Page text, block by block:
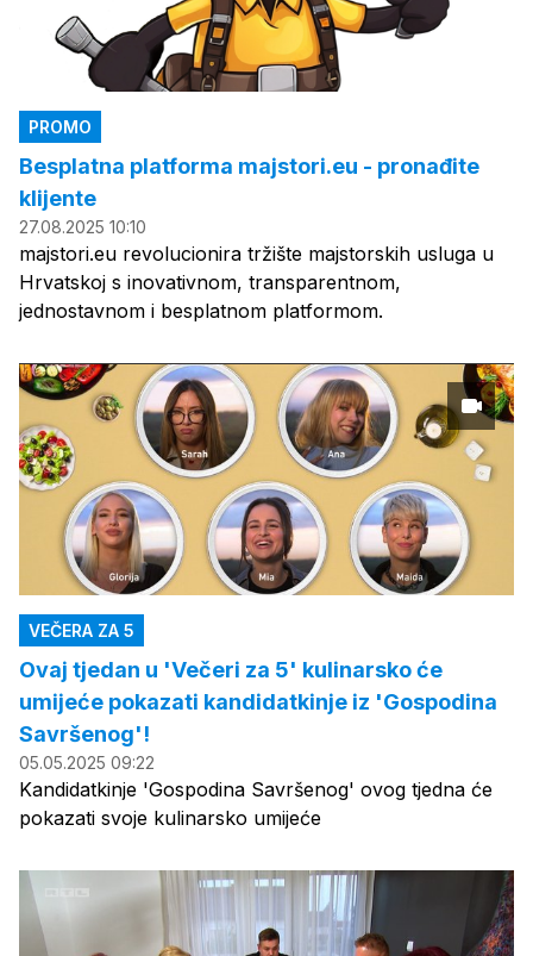
PROMO
Besplatna platforma majstori.eu - pronađite
klijente
27.08.2025 10:10
majstori.eu revolucionira tržište majstorskih usluga u
Hrvatskoj s inovativnom, transparentnom,
jednostavnom i besplatnom platformom.
VEČERA ZA 5
Ovaj tjedan u 'Večeri za 5' kulinarsko će
umijeće pokazati kandidatkinje iz 'Gospodina
Savršenog'!
05.05.2025 09:22
Kandidatkinje 'Gospodina Savršenog' ovog tjedna će
pokazati svoje kulinarsko umijeće